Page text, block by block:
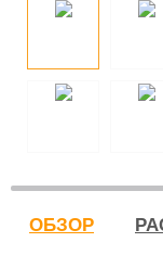
ОБЗОР